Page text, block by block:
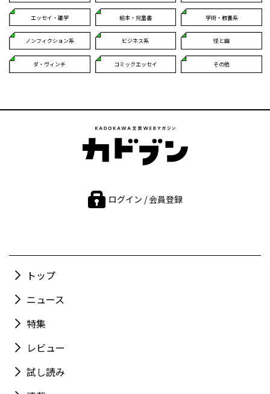
エッセイ・雑学 絵本・児童書 学術・教養系
ノンフィクション系 ビジネス系 怪と幽
ダ・ヴィンチ コミックエッセイ その他
ログイン / 会員登録
トップ
ニュース
特集
レビュー
試し読み